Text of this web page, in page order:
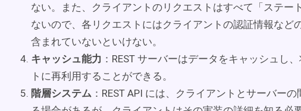
ない。また、クライアントのリクエストはすべて「ステー
ないので、各リクエストにはクライアントの認証情報など
含まれていないといけない。
キャッシュ能力 ：REST サーバーはデータをキャッシュし
トに再利用することができる。
階層システム ：REST API には、クライアントとサーバー